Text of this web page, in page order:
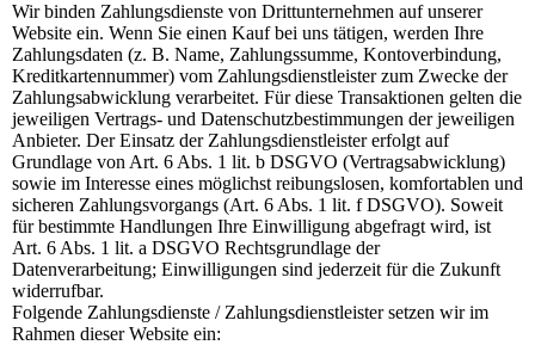
Wir binden Zahlungsdienste von Drittunternehmen auf unserer
Website ein. Wenn Sie einen Kauf bei uns tätigen, werden Ihre
Zahlungsdaten (z. B. Name, Zahlungssumme, Kontoverbindung,
Kreditkartennummer) vom Zahlungsdienstleister zum Zwecke der
Zahlungsabwicklung verarbeitet. Für diese Transaktionen gelten die
jeweiligen Vertrags- und Datenschutzbestimmungen der jeweiligen
Anbieter. Der Einsatz der Zahlungsdienstleister erfolgt auf
Grundlage von Art. 6 Abs. 1 lit. b DSGVO (Vertragsabwicklung)
sowie im Interesse eines möglichst reibungslosen, komfortablen und
sicheren Zahlungsvorgangs (Art. 6 Abs. 1 lit. f DSGVO). Soweit
für bestimmte Handlungen Ihre Einwilligung abgefragt wird, ist
Art. 6 Abs. 1 lit. a DSGVO Rechtsgrundlage der
Datenverarbeitung; Einwilligungen sind jederzeit für die Zukunft
widerrufbar.
Folgende Zahlungsdienste / Zahlungsdienstleister setzen wir im
Rahmen dieser Website ein: